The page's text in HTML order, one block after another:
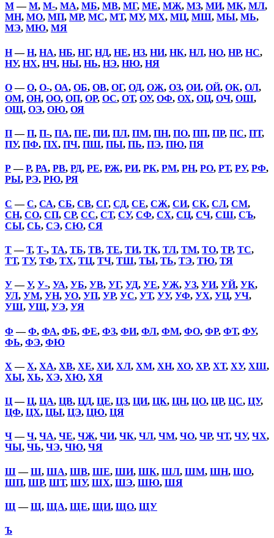
М—М, М-, МА, МБ, МВ, МГ, МЕ, МЖ, МЗ, МИ, МК, МЛ,
МН, МО, МП, МР, МС, МТ, МУ, МХ, МЦ, МШ, МЫ, МЬ,
МЭ, МЮ, МЯ
Н—Н, НА, НБ, НГ, НД, НЕ, НЗ, НИ, НК, НЛ, НО, НР, НС,
НУ, НХ, НЧ, НЫ, НЬ, НЭ, НЮ, НЯ
О—О, О-, ОА, ОБ, ОВ, ОГ, ОД, ОЖ, ОЗ, ОИ, ОЙ, ОК, ОЛ,
ОМ, ОН, ОО, ОП, ОР, ОС, ОТ, ОУ, ОФ, ОХ, ОЦ, ОЧ, ОШ,
ОЩ, ОЭ, ОЮ, ОЯ
П—П, П-, ПА, ПЕ, ПИ, ПЛ, ПМ, ПН, ПО, ПП, ПР, ПС, ПТ,
ПУ, ПФ, ПХ, ПЧ, ПШ, ПЫ, ПЬ, ПЭ, ПЮ, ПЯ
Р—Р, РА, РВ, РД, РЕ, РЖ, РИ, РК, РМ, РН, РО, РТ, РУ, РФ,
РЫ, РЭ, РЮ, РЯ
С —С, СА, СБ, СВ, СГ, СД, СЕ, СЖ, СИ, СК, СЛ, СМ,
СН, СО, СП, СР, СС, СТ, СУ, СФ, СХ, СЦ, СЧ, СШ, СЪ,
СЫ, СЬ, СЭ, СЮ, СЯ
Т—Т, Т-, ТА, ТБ, ТВ, ТЕ, ТИ, ТК, ТЛ, ТМ, ТО, ТР, ТС,
ТТ, ТУ, ТФ, ТХ, ТЦ, ТЧ, ТШ, ТЫ, ТЬ, ТЭ, ТЮ, ТЯ
У—У, У-, УА, УБ, УВ, УГ, УД, УЕ, УЖ, УЗ, УИ, УЙ, УК,
УЛ, УМ, УН, УО, УП, УР, УС, УТ, УУ, УФ, УХ, УЦ, УЧ,
УШ, УЩ, УЭ, УЯ
Ф —Ф, ФА, ФБ, ФЕ, ФЗ, ФИ, ФЛ, ФМ, ФО, ФР, ФТ, ФУ,
ФЬ, ФЭ, ФЮ
Х —Х, ХА, ХВ, ХЕ, ХИ, ХЛ, ХМ, ХН, ХО, ХР, ХТ, ХУ, ХШ,
ХЫ, ХЬ, ХЭ, ХЮ, ХЯ
Ц—Ц, ЦА, ЦВ, ЦД, ЦЕ, ЦЗ, ЦИ, ЦК, ЦН, ЦО, ЦР, ЦС, ЦУ,
ЦФ, ЦХ, ЦЫ, ЦЭ, ЦЮ, ЦЯ
Ч—Ч, ЧА, ЧЕ, ЧЖ, ЧИ, ЧК, ЧЛ, ЧМ, ЧО, ЧР, ЧТ, ЧУ, ЧХ,
ЧЫ, ЧЬ, ЧЭ, ЧЮ, ЧЯ
Ш—Ш, ША, ШВ, ШЕ, ШИ, ШК, ШЛ, ШМ, ШН, ШО,
ШП, ШР, ШТ, ШУ, ШХ, ШЭ, ШЮ, ШЯ
Щ —Щ, ЩА, ЩЕ, ЩИ, ЩО, ЩУ
Ъ